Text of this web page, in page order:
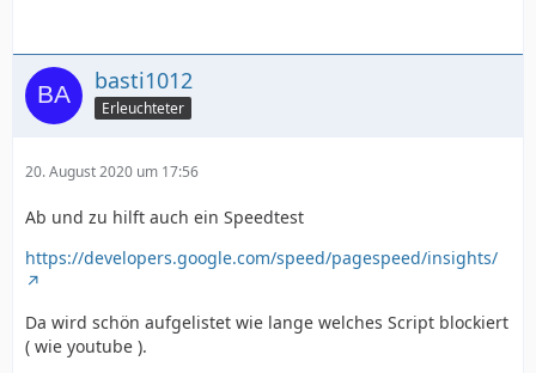
basti1012
Erleuchteter
20. August 2020 um 17:56
Ab und zu hilft auch ein Speedtest
https://developers.google.com/speed/pagespeed/insights/
Da wird schön aufgelistet wie lange welches Script blockiert
( wie youtube ).